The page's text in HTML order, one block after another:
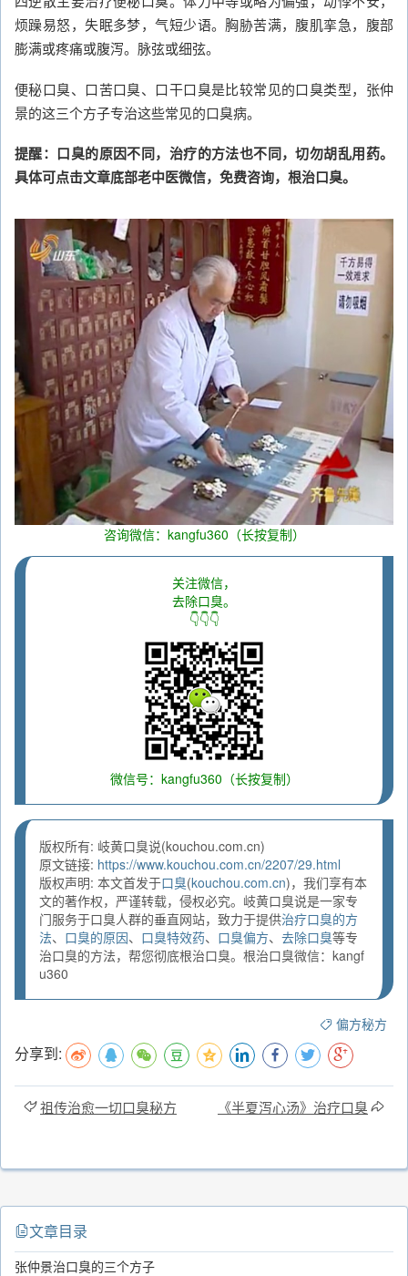
烦躁易怒，失眠多梦，气短少语。胸胁苦满，腹肌挛急，腹部
膨满或疼痛或腹泻。脉弦或细弦。
便秘口臭、口苦口臭、口干口臭是比较常见的口臭类型，张仲
景的这三个方子专治这些常见的口臭病。
提醒：口臭的原因不同，治疗的方法也不同，切勿胡乱用药。
具体可点击文章底部老中医微信，免费咨询，根治口臭。
咨询微信：kangfu360（长按复制）
关注微信，
去除口臭。
👇👇👇
微信号：kangfu360（长按复制）
版权所有: 岐黄口臭说(kouchou.com.cn)
原文链接: https://www.kouchou.com.cn/2207/29.html
版权声明: 本文首发于口臭(kouchou.com.cn)，我们享有本
文的著作权，严谨转载，侵权必究。岐黄口臭说是一家专
门服务于口臭人群的垂直网站，致力于提供治疗口臭的方
法、 口臭的原因、 口臭特效药、 口臭偏方、 去除口臭等专
治口臭的方法，帮您彻底根治口臭。根治口臭微信：kangf
u360
偏方秘方
分享到:
祖传治愈一切口臭秘方 《半夏泻心汤》治疗口臭
文章目录
张仲景治口臭的三个方子